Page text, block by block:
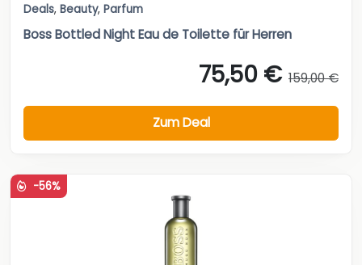
Deals, Beauty, Parfum
Boss Bottled Night Eau de Toilette für Herren
75,50 € 159,00 €
Zum Deal
-56%